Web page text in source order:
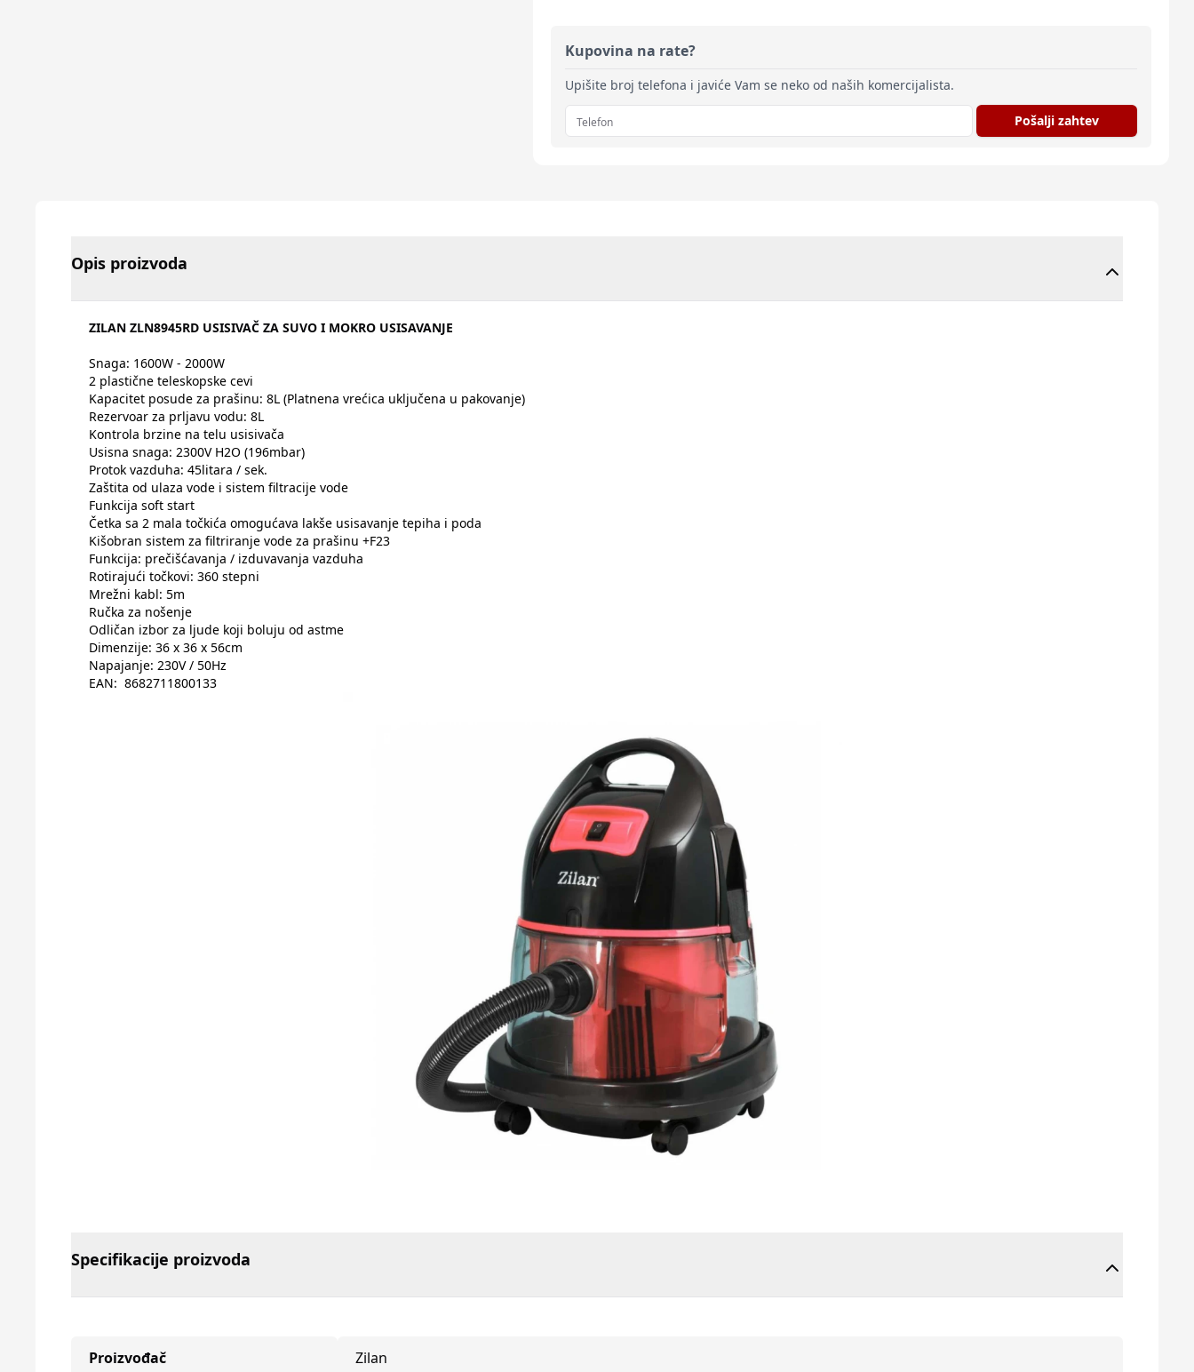
Kupovina na rate?
Upišite broj telefona i javiće Vam se neko od naših komercijalista.
Pošalji zahtev
Opis proizvoda
ZILAN ZLN8945RD USISIVAČ ZA SUVO I MOKRO USISAVANJE
Snaga: 1600W - 2000W
2 plastične teleskopske cevi
Kapacitet posude za prašinu: 8L (Platnena vrećica uključena u pakovanje)
Rezervoar za prljavu vodu: 8L
Kontrola brzine na telu usisivača
Usisna snaga: 2300V H2O (196mbar)
Protok vazduha: 45litara / sek.
Zaštita od ulaza vode i sistem filtracije vode
Funkcija soft start
Četka sa 2 mala točkića omogućava lakše usisavanje tepiha i poda
Kišobran sistem za filtriranje vode za prašinu +F23
Funkcija: prečišćavanja / izduvavanja vazduha
Rotirajući točkovi: 360 stepni
Mrežni kabl: 5m
Ručka za nošenje
Odličan izbor za ljude koji boluju od astme
Dimenzije: 36 x 36 x 56cm
Napajanje: 230V / 50Hz
EAN: 8682711800133
Specifikacije proizvoda
Proizvođač Zilan